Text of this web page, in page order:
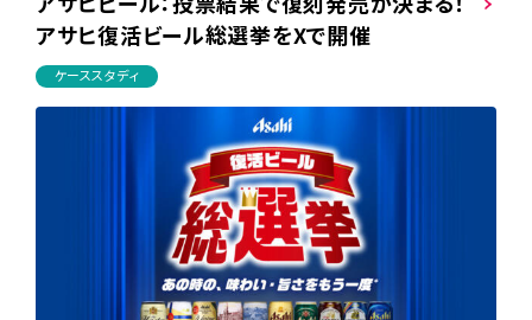
アサヒ復活ビール総選挙をXで開催
ケーススタディ